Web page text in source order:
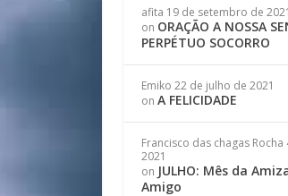
afita 19 de setembro de 2021
on ORAÇÃO A NOSSA
PERPÉTUO SOCORRO
Emiko 22 de julho de 2021
onA FELICIDADE
Francisco das chagas Rocha
2021
on JULHO: Mês da
Amigo